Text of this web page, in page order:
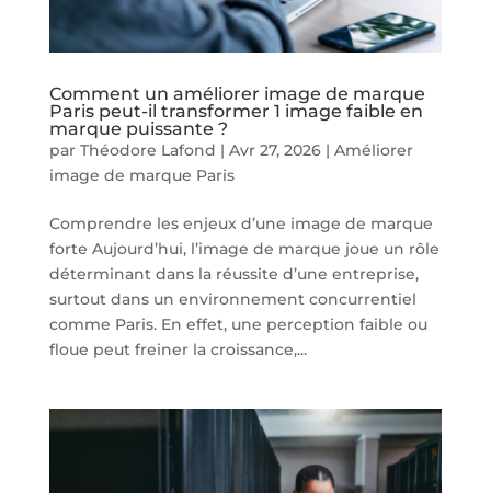
Comment un améliorer image de marque
Paris peut-il transformer 1 image faible en
marque puissante ?
par Théodore Lafond | Avr 27, 2026| Améliorer
image de marque Paris
Comprendre les enjeux d’une image de marque
forte Aujourd’hui, l’image de marque joue un rôle
déterminant dans la réussite d’une entreprise,
surtout dans un environnement concurrentiel
comme Paris. En effet, une perception faible ou
floue peut freiner la croissance,...